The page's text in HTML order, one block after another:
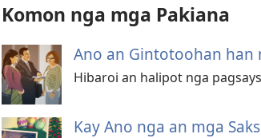
Komon nga mga Pakiana
Ano an Gintotoohan han
Hibaroi an halipot nga
Kay Ano nga an mga